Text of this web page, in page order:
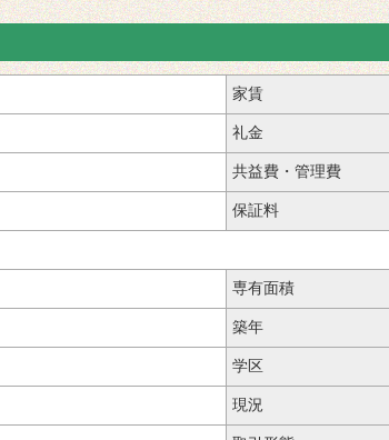
家賃
礼金
共益費・管理費
保証料
専有面積
築年
学区
現況